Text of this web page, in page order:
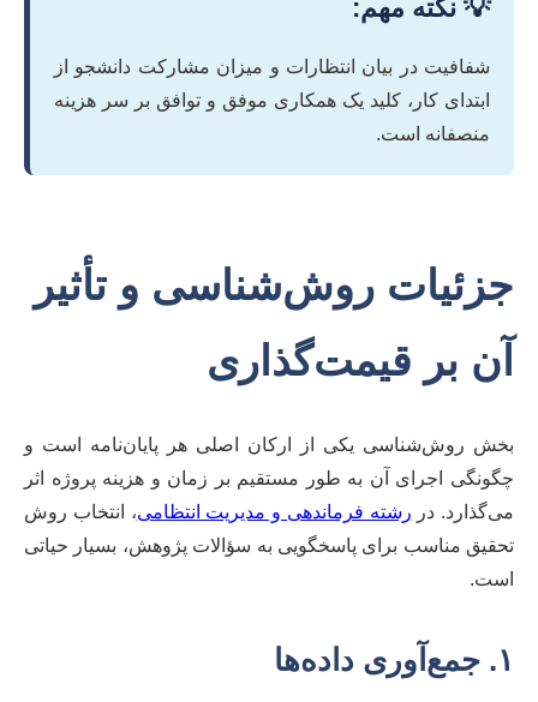
💡 نکته مهم:
شفافیت در بیان انتظارات و میزان مشارکت دانشجو از
ابتدای کار، کلید یک همکاری موفق و توافق بر سر هزینه
منصفانه است.
جزئیات روش‌شناسی و تأثیر
آن بر قیمت‌گذاری
بخش روش‌شناسی یکی از ارکان اصلی هر پایان‌نامه است و
چگونگی اجرای آن به طور مستقیم بر زمان و هزینه پروژه اثر
می‌گذارد. در رشته فرماندهی و مدیریت انتظامی، انتخاب روش
تحقیق مناسب برای پاسخگویی به سؤالات پژوهش، بسیار حیاتی
است.
۱. جمع‌آوری داده‌ها